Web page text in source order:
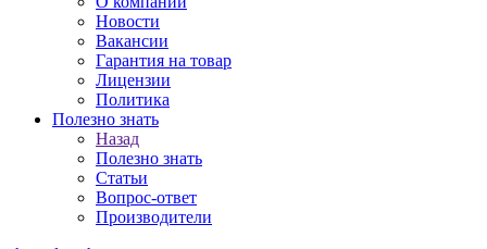
Новости
Вакансии
Гарантия на товар
Лицензии
Политика
Полезно знать
Назад
Полезно знать
Статьи
Вопрос-ответ
Производители